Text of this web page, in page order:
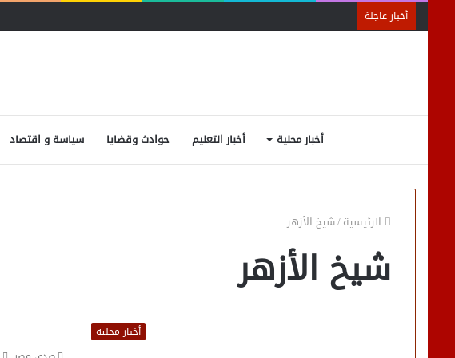
أخبار عاجلة
أخبار محلية أخبار التعليم حوادث وقضايا سياسة و اقتصاد
الرئيسية/شيخ الأزهر
شيخ الأزهر
أخبار محلية